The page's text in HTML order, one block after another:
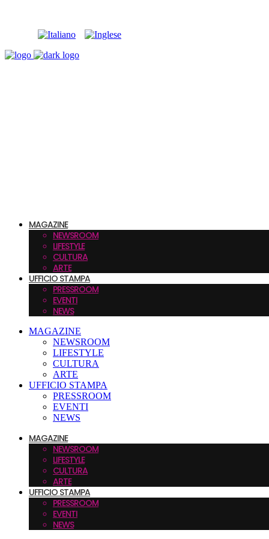
MAGAZINE
NEWSROOM
LIFESTYLE
CULTURA
ARTE
UFFICIO STAMPA
PRESSROOM
EVENTI
NEWS
MAGAZINE
NEWSROOM
LIFESTYLE
CULTURA
ARTE
UFFICIO STAMPA
PRESSROOM
EVENTI
NEWS
MAGAZINE
NEWSROOM
LIFESTYLE
CULTURA
ARTE
UFFICIO STAMPA
PRESSROOM
EVENTI
NEWS